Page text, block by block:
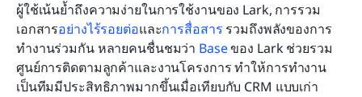
ผู้ใช้เน้นย้ำถึงความง่ายในการใช้งานของ Lark, การรวม
เอกสารอย่างไร้รอยต่อและการสื่อสาร รวมถึงพลังของการ
ทำงานร่วมกัน หลายคนชื่นชมว่า Base ของ Lark ช่วยรวม
ศูนย์การติดตามลูกค้าและงานโครงการ ทำให้การทำงาน
เป็นทีมมีประสิทธิภาพมากขึ้นเมื่อเทียบกับ CRM แบบเก่า